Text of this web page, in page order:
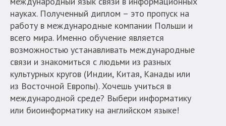
które
znajduje
bezpośrednio
pod
wiadomością.
Strona
została
науках. Полученный диплом – это пропуск на
работу в международные компании Польши и
всего мира. Именно обучение является
возможностью устанавливать международные
связи и знакомиться с людьми из разных
культурных кругов (Индии, Китая, Канады или
из Восточной Европы). Хочешь учиться в
международной среде? Выбери информатику
или биоинформатику на английском языке!